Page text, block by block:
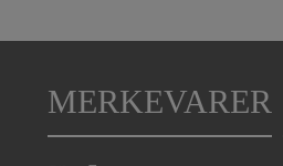
MERKEVARER